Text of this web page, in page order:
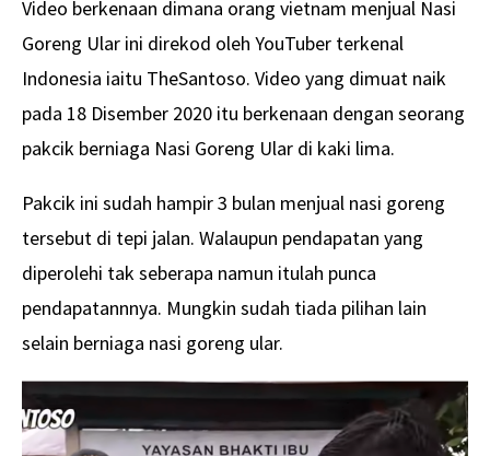
Video berkenaan dimana orang vietnam menjual Nasi
Goreng Ular ini direkod oleh YouTuber terkenal
Indonesia iaitu TheSantoso. Video yang dimuat naik
pada 18 Disember 2020 itu berkenaan dengan seorang
pakcik berniaga Nasi Goreng Ular di kaki lima.
Pakcik ini sudah hampir 3 bulan menjual nasi goreng
tersebut di tepi jalan. Walaupun pendapatan yang
diperolehi tak seberapa namun itulah punca
pendapatannnya. Mungkin sudah tiada pilihan lain
selain berniaga nasi goreng ular.